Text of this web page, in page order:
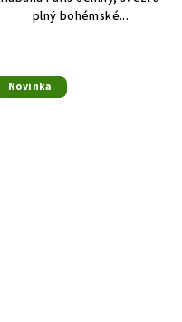
plný bohémské...
Novinka